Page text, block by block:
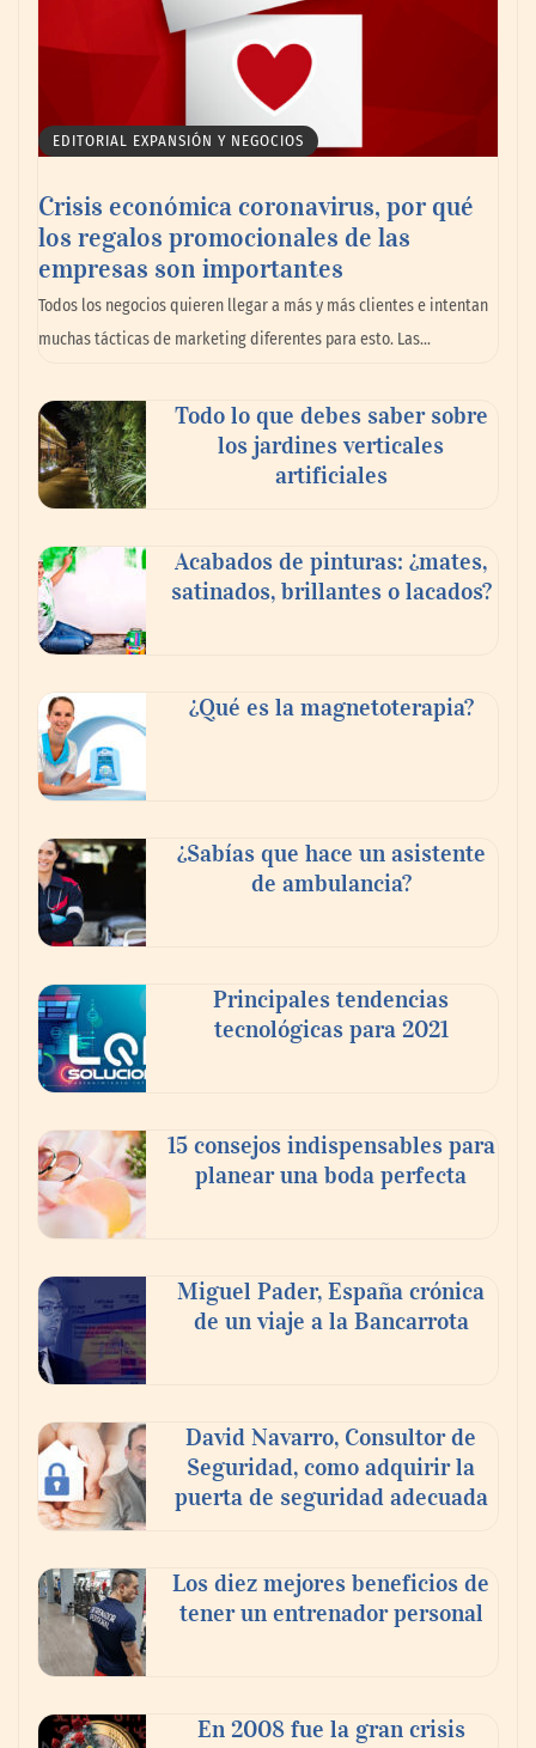
Toro Tapas inaugura su Raw Bar: una
experiencia desde mediodía hasta el
anochecer con cocina abierta
El nuevo mapa de zonas tensionadas abre
nuevos frentes legales para propietarios e
inquilinos en Cataluña
La luz roja, el nuevo aftersun, actúa en la
recuperación de la piel después del sol
Eulalia Roig lanza ‘The Journal’, una
fotografía editorial
El voto del público será decisivo para
elegir a los ganadores del X Concurso de
Cementerios de España
EDITORIAL EXPANSIÓN Y NEGOCIOS
Crisis económica coronavirus, por qué
los regalos promocionales de las
empresas son importantes
Todos los negocios quieren llegar a más y más clientes e intentan
muchas tácticas de marketing diferentes para esto. Las…
Todo lo que debes saber sobre
los jardines verticales
artificiales
Acabados de pinturas: ¿mates,
satinados, brillantes o lacados?
¿Qué es la magnetoterapia?
¿Sabías que hace un asistente
de ambulancia?
Principales tendencias
tecnológicas para 2021
15 consejos indispensables para
planear una boda perfecta
Miguel Pader, España crónica
de un viaje a la Bancarrota
David Navarro, Consultor de
Seguridad, como adquirir la
puerta de seguridad adecuada
Los diez mejores beneficios de
tener un entrenador personal
En 2008 fue la gran crisis